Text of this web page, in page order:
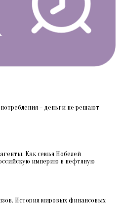
– деньги не решают
Как семья Нобелей
империю в нефтяную
История мировых финансовых